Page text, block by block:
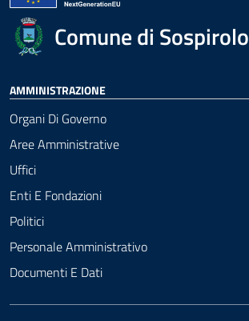
Comune di Sospirolo
AMMINISTRAZIONE
Organi Di Governo
Aree Amministrative
Uffici
Enti E Fondazioni
Politici
Personale Amministrativo
Documenti E Dati